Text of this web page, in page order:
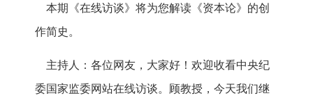
本期《在线访谈》将为您解读《资本论》的创
作简史。
主持人：各位网友，大家好！欢迎收看中央纪
委国家监委网站在线访谈。顾教授，今天我们继